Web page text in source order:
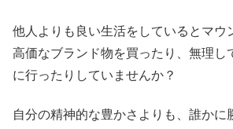
他人よりも良い生活をしているとマウ
高価なブランド物を買ったり、無理し
に行ったりしていませんか？
自分の精神的な豊かさよりも、誰かに